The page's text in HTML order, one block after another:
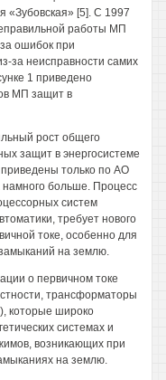
«Зубовская» [5]. С 1997
работы МП
ошибок при
за неисправности самих
1 приведено
МП защит в
рост общего
защит в энергосистеме
только по АО
больше. Процесс
систем
требует нового
токе, особенно для
на землю.
о первичном токе
трансформаторы
которые широко
системах и
возникающих при
на землю.